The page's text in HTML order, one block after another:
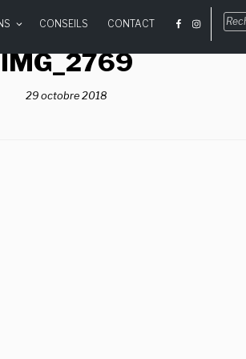
CONSEILS CONTACT
IMG_2769
29 octobre 2018